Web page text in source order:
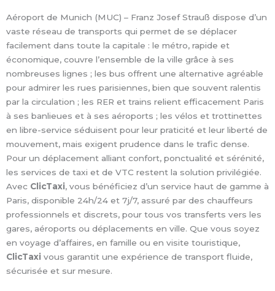
Aéroport de Munich (MUC) – Franz Josef Strauß dispose d’un
vaste réseau de transports qui permet de se déplacer
facilement dans toute la capitale : le métro, rapide et
économique, couvre l’ensemble de la ville grâce à ses
nombreuses lignes ; les bus offrent une alternative agréable
pour admirer les rues parisiennes, bien que souvent ralentis
par la circulation ; les RER et trains relient efficacement Paris
à ses banlieues et à ses aéroports ; les vélos et trottinettes
en libre-service séduisent pour leur praticité et leur liberté de
mouvement, mais exigent prudence dans le trafic dense.
Pour un déplacement alliant confort, ponctualité et sérénité,
les services de taxi et de VTC restent la solution privilégiée.
Avec ClicTaxi, vous bénéficiez d’un service haut de gamme à
Paris, disponible 24h/24 et 7j/7, assuré par des chauffeurs
professionnels et discrets, pour tous vos transferts vers les
gares, aéroports ou déplacements en ville. Que vous soyez
en voyage d’affaires, en famille ou en visite touristique,
ClicTaxi vous garantit une expérience de transport fluide,
sécurisée et sur mesure.